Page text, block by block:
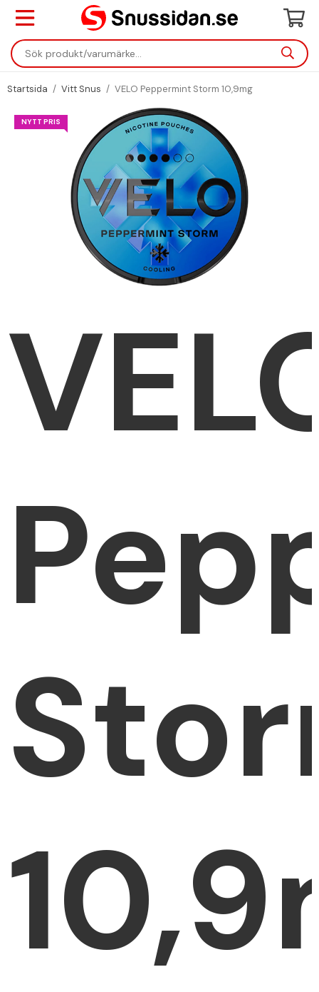
Startsida / Vitt Snus / VELO Peppermint Storm 10,9mg
NYTT PRIS